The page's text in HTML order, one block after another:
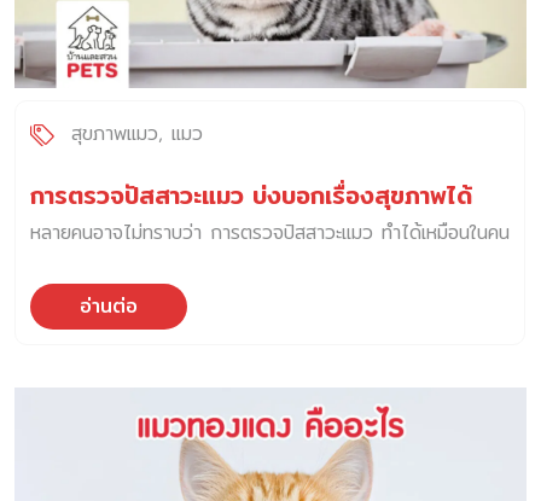
สุขภาพแมว แมว
การตรวจปัสสาวะแมว บ่งบอกเรื่องสุขภาพได้
หลายคนอาจไม่ทราบว่า การตรวจปัสสาวะแมว ทำได้เหมือนในคน
อ่านต่อ